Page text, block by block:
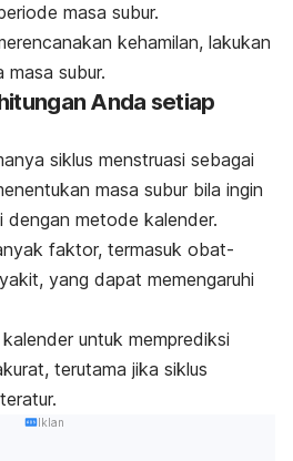
masa subur.
kehamilan, lakukan
masa subur.
Anda setiap
siklus menstruasi sebagai
masa subur bila ingin
dengan metode kalender.
faktor, termasuk obat-
yang dapat memengaruhi
untuk memprediksi
terutama jika siklus
Iklan